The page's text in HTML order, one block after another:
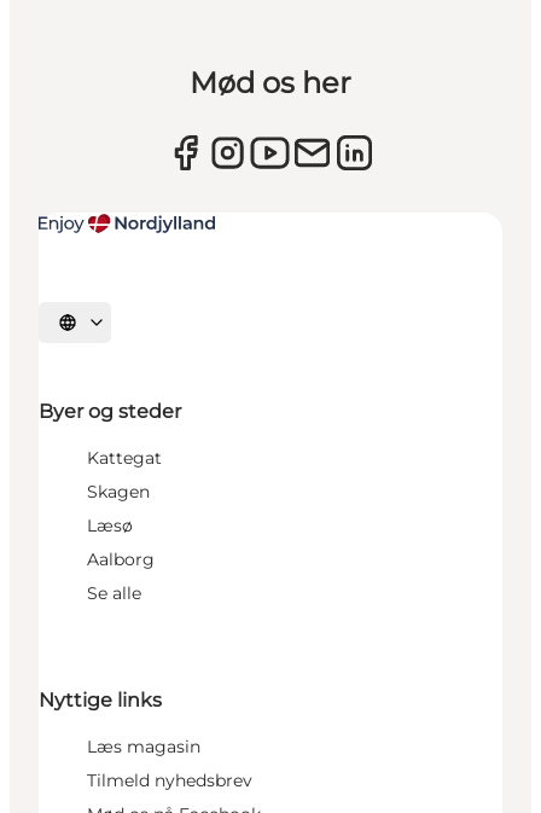
Mød os her
Vælg sprog
Byer og steder
Kattegat
Skagen
Læsø
Aalborg
Se alle
Nyttige links
Læs magasin
Tilmeld nyhedsbrev